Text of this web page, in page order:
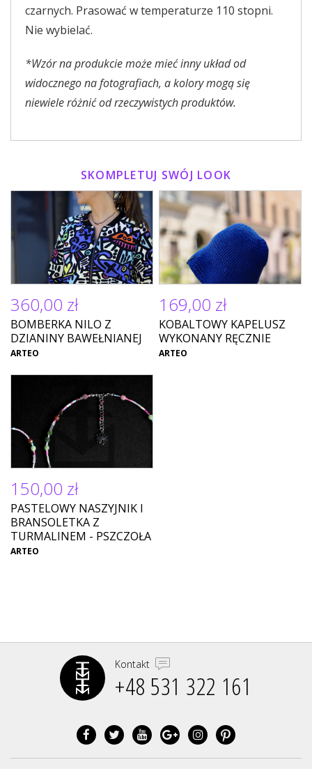
czarnych. Prasować w temperaturze 110 stopni.
Nie wybielać.
*Wzór na produkcie może mieć inny układ od
widocznego na fotografiach, a kolory mogą się
niewiele różnić od rzeczywistych produktów.
SKOMPLETUJ SWÓJ LOOK
360,00 zł
BOMBERKA NILO Z
DZIANINY BAWEŁNIANEJ
ARTEO
169,00 zł
KOBALTOWY KAPELUSZ
WYKONANY RĘCZNIE
ARTEO
150,00 zł
PASTELOWY NASZYJNIK I
BRANSOLETKA Z
TURMALINEM - PSZCZOŁA
ARTEO
Kontakt
+48 531 322 161‬